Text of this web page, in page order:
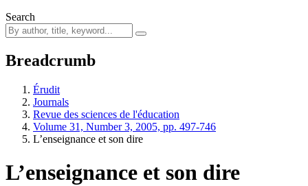
Search
Breadcrumb
Érudit
Journals
Revue des sciences de l'éducation
Volume 31, Number 3, 2005, pp. 497-746
L’enseignance et son dire
L’enseignance et son dire